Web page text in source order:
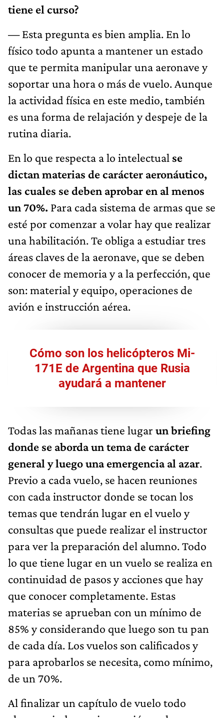
tiene el curso?
—Esta pregunta es bien amplia. En lo
físico todo apunta a mantener un estado
que te permita manipular una aeronave y
soportar una hora o más de vuelo. Aunque
la actividad física en este medio, también
es una forma de relajación y despeje de la
rutina diaria.
En lo que respecta a lo intelectual se
dictan materias de carácter aeronáutico,
las cuales se deben aprobar en al menos
un 70%. Para cada sistema de armas que se
esté por comenzar a volar hay que realizar
una habilitación. Te obliga a estudiar tres
áreas claves de la aeronave, que se deben
conocer de memoria y a la perfección, que
son: material y equipo, operaciones de
avión e instrucción aérea.
Cómo son los helicópteros Mi-
171E de Argentina que Rusia
ayudará a mantener
Todas las mañanas tiene lugar un briefing
donde se aborda un tema de carácter
general y luego una emergencia al azar.
Previo a cada vuelo, se hacen reuniones
con cada instructor donde se tocan los
temas que tendrán lugar en el vuelo y
consultas que puede realizar el instructor
para ver la preparación del alumno. Todo
lo que tiene lugar en un vuelo se realiza en
continuidad de pasos y acciones que hay
que conocer completamente. Estas
materias se aprueban con un mínimo de
85% y considerando que luego son tu pan
de cada día. Los vuelos son calificados y
para aprobarlos se necesita, como mínimo,
de un 70%.
Al finalizar un capítulo de vuelo todo